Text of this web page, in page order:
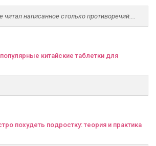
читал написанное столько противоречий....
китайские таблетки для
похудеть подростку: теория и практика